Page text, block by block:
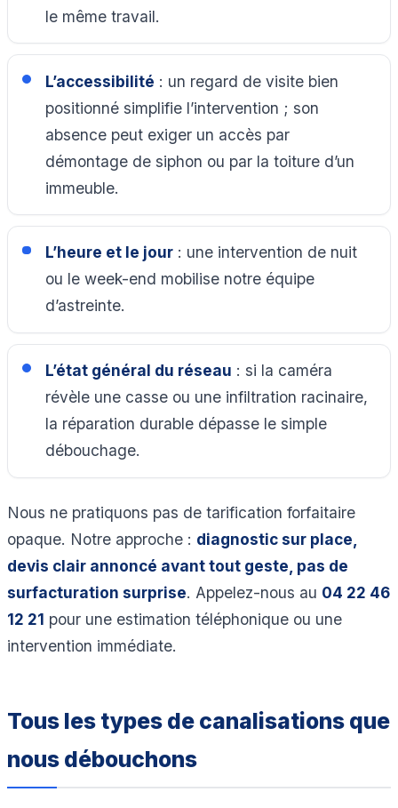
le même travail.
L’accessibilité : un regard de visite bien
positionné simplifie l’intervention ; son
absence peut exiger un accès par
démontage de siphon ou par la toiture d’un
immeuble.
L’heure et le jour: une intervention de nuit
ou le week-end mobilise notre équipe
d’astreinte.
L’état général du réseau : si la caméra
révèle une casse ou une infiltration racinaire,
la réparation durable dépasse le simple
débouchage.
Nous ne pratiquons pas de tarification forfaitaire
opaque. Notre approche : diagnostic sur place,
devis clair annoncé avant tout geste, pas de
surfacturation surprise. Appelez-nous au 04 22 46
12 21 pour une estimation téléphonique ou une
intervention immédiate.
Tous les types de canalisations que
nous débouchons